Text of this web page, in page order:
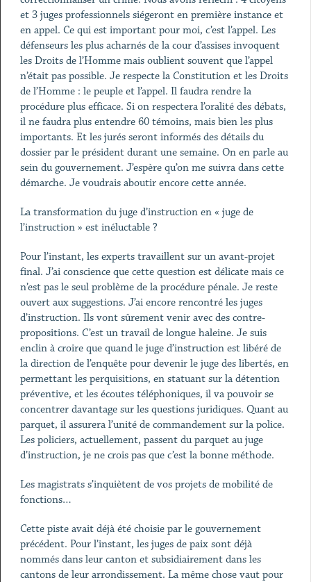
et 3 juges professionnels siégeront en première instance et
en appel. Ce qui est important pour moi, c’est l’appel. Les
défenseurs les plus acharnés de la cour d’assises invoquent
les Droits de l’Homme mais oublient souvent que l’appel
n’était pas possible. Je respecte la Constitution et les Droits
de l’Homme : le peuple et l’appel. Il faudra rendre la
procédure plus efficace. Si on respectera l’oralité des débats,
il ne faudra plus entendre 60 témoins, mais bien les plus
importants. Et les jurés seront informés des détails du
dossier par le président durant une semaine. On en parle au
sein du gouvernement. J’espère qu’on me suivra dans cette
démarche. Je voudrais aboutir encore cette année.
La transformation du juge d’instruction en « juge de
l’instruction » est inéluctable ?
Pour l’instant, les experts travaillent sur un avant-projet
final. J’ai conscience que cette question est délicate mais ce
n’est pas le seul problème de la procédure pénale. Je reste
ouvert aux suggestions. J’ai encore rencontré les juges
d’instruction. Ils vont sûrement venir avec des contre-
propositions. C’est un travail de longue haleine. Je suis
enclin à croire que quand le juge d’instruction est libéré de
la direction de l’enquête pour devenir le juge des libertés, en
permettant les perquisitions, en statuant sur la détention
préventive, et les écoutes téléphoniques, il va pouvoir se
concentrer davantage sur les questions juridiques. Quant au
parquet, il assurera l’unité de commandement sur la police.
Les policiers, actuellement, passent du parquet au juge
d’instruction, je ne crois pas que c’est la bonne méthode.
Les magistrats s’inquiètent de vos projets de mobilité de
fonctions…
Cette piste avait déjà été choisie par le gouvernement
précédent. Pour l’instant, les juges de paix sont déjà
nommés dans leur canton et subsidiairement dans les
cantons de leur arrondissement. La même chose vaut pour